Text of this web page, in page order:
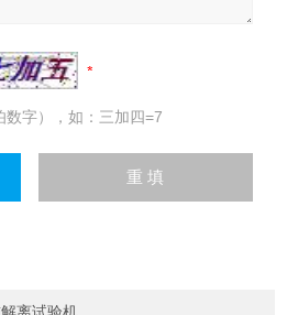
字），如：三加四=7